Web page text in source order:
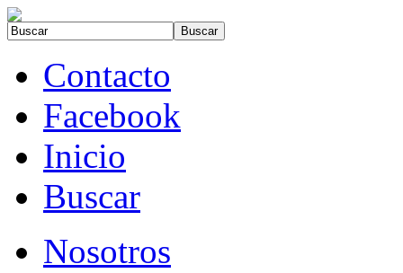
Contacto
Facebook
Inicio
Buscar
Nosotros